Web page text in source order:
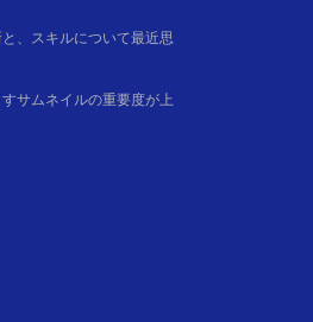
、スキルについて最近思
サムネイルの重要度が上